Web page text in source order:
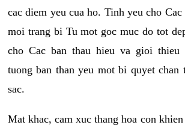
cac diem yeu cua ho. Tinh yeu cho Cac
moi trang bi Tu mot goc muc do tot
cho Cac ban thau hieu va gioi
tuong ban than yeu mot bi quyet chan
sac.
Mat khac, cam xuc thang hoa con